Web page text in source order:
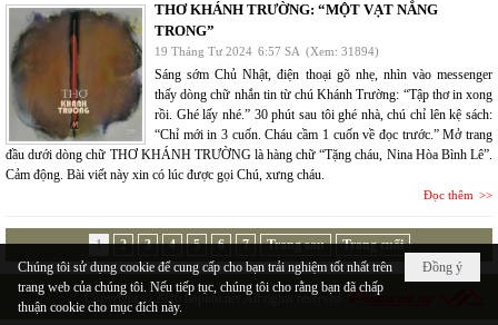
THƠ KHÁNH TRƯỜNG: “MỘT VẠT NẮNG
TRONG”
19 Tháng Tư 2024 6:57 SA (Xem: 31894)
Sáng sớm Chủ Nhật, điện thoại gõ nhẹ, nhìn vào messenger
thấy dòng chữ nhắn tin từ chú Khánh Trường: “Tập thơ in xong
rồi. Ghé lấy nhé.” 30 phút sau tôi ghé nhà, chú chỉ lên kệ sách:
“Chỉ mới in 3 cuốn. Cháu cầm 1 cuốn về đọc trước.” Mở trang
đầu dưới dòng chữ THƠ KHÁNH TRƯỜNG là hàng chữ “Tặng cháu, Nina Hòa Bình Lê”.
Cảm động. Bài viết này xin có lúc được gọi Chú, xưng cháu.
Đọc thêm
1 2 3 4 5 6 7 Trang sau Trang cuối
Copyright © 2026 hopluu.net All rights reserved
Đồng ý
Chúng tôi sử dụng cookie để cung cấp cho bạn trải nghiệm tốt nhất trên
trang web của chúng tôi. Nếu tiếp tục, chúng tôi cho rằng bạn đã chấp
thuận cookie cho mục đích này.